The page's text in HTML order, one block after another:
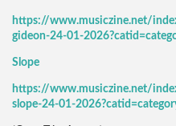
https://www.musiczine.net/
gideon-24-01-
Slope
https://www.musiczine.net/
slope-24-01-